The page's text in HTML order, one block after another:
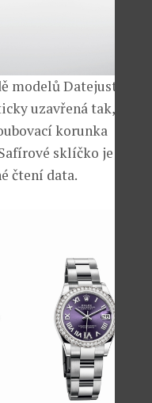
modelů Datejust 31
uzavřená tak, že ji
korunka
sklíčko je odolné
čtení data.